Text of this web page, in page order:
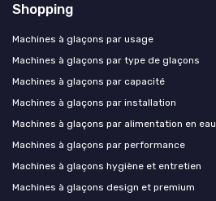
Shopping
Machines à glaçons par usage
Machines à glaçons par type de glaçons
Machines à glaçons par capacité
Machines à glaçons par installation
Machines à glaçons par alimentation en eau
Machines à glaçons par performance
Machines à glaçons hygiène et entretien
Machines à glaçons design et premium